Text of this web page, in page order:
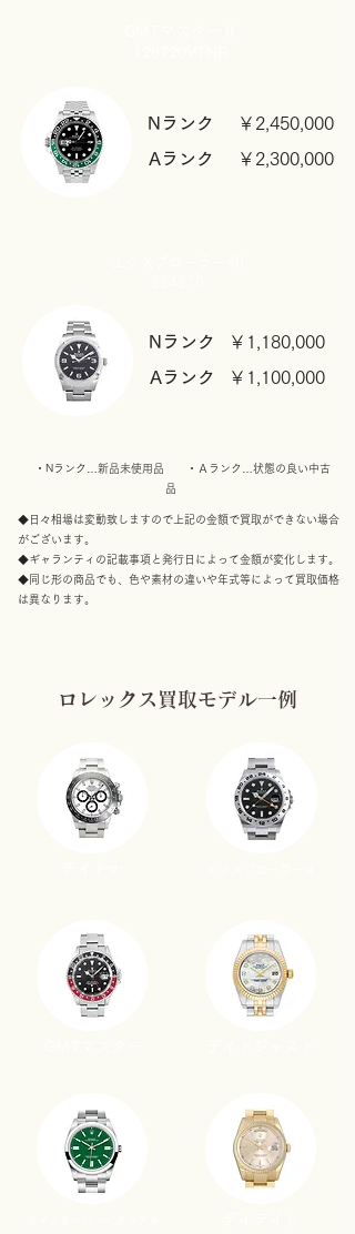
￥2,450,000
￥2,300,000
Nランク
Aランク
￥1,180,000
￥1,100,000
Nランク
Aランク
・​Nランク…新品未使用品 ・Ａランク…状態の良い中古
品
◆日々相場は変動致しますので上記の金額で買取ができない場合
がございます。
◆ギャランティの記載事項と発行日によって金額が変化します。
​◆同じ形の商品でも、色や素材の違いや年式等によって買取価格
は異なります。
ロレックス買取モデル一例